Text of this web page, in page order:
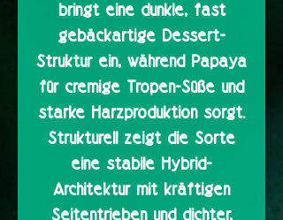
bringt eine dunkle, fast
gebäckartige Dessert-
Struktur ein, während Papaya
für cremige Tropen-Süße und
starke Harzproduktion sorgt.
Strukturell zeigt die Sorte
eine stabile Hybrid-
Architektur mit kräftigen
Seitentrieben und dichter,